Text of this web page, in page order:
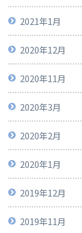
2021年1月
2020年12月
2020年11月
2020年3月
2020年2月
2020年1月
2019年12月
2019年11月